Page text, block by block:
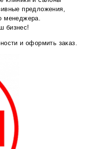
предложения,
менеджера.
бизнес!
и оформить заказ.